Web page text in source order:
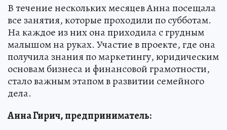
В течение нескольких месяцев Анна посещала
все занятия, которые проходили по субботам.
На каждое из них она приходила с грудным
малышом на руках. Участие в проекте, где она
получила знания по маркетингу, юридическим
основам бизнеса и финансовой грамотности,
стало важным этапом в развитии семейного
дела.
Анна Гирич, предприниматель: